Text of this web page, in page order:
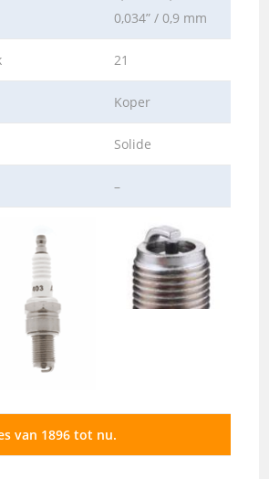
0,034” / 0,9 mm
21
Koper
Solide
–
van 1896 tot nu.